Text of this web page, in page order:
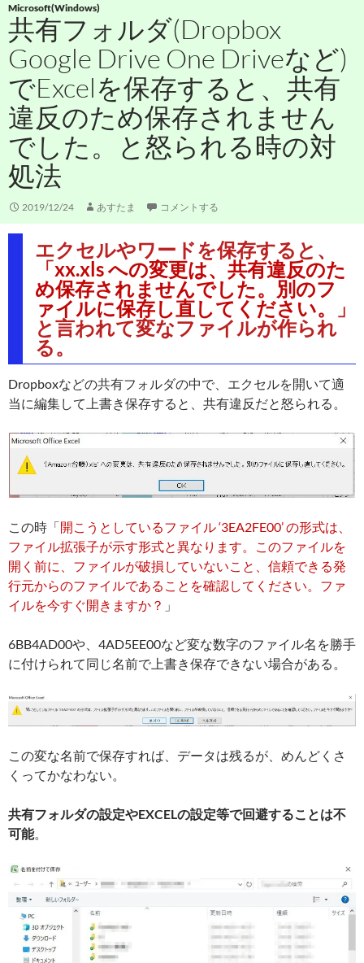
Microsoft(Windows)
共有フォルダ(Dropbox
Google Drive One Driveなど)
でExcelを保存すると、共有
違反のため保存されません
でした。と怒られる時の対
処法
2019/12/24 あすたま コメントする
エクセルやワードを保存すると、
「xx.xls への変更は、共有違反のた
め保存されませんでした。別のフ
ァイルに保存し直してください。
」
と言われて変なファイルが作られ
る。
Dropboxなどの共有フォルダの中で、エクセルを開いて適
当に編集して上書き保存すると、共有違反だと怒られる。
この時「開こうとしているファイル ‘3EA2FE00’ の形式は、
ファイル拡張子が示す形式と異なります。このファイルを
開く前に、ファイルが破損していないこと、信頼できる発
行元からのファイルであることを確認してください。ファ
イルを今すぐ開きますか？ 」
6BB4AD00や、4AD5EE00など変な数字のファイル名を勝手
に付けられて同じ名前で上書き保存できない場合がある。
この変な名前で保存すれば、データは残るが、めんどくさ
くってかなわない。
共有フォルダの設定やEXCELの設定等で回避することは不
可能。